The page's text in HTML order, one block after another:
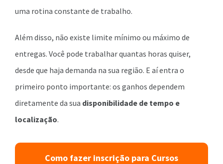
uma rotina constante de trabalho.
Além disso, não existe limite mínimo ou máximo de
entregas. Você pode trabalhar quantas horas quiser,
desde que haja demanda na sua região. E aí entra o
primeiro ponto importante: os ganhos dependem
diretamente da sua disponibilidade de tempo e
localização.
Como fazer inscrição para Cursos